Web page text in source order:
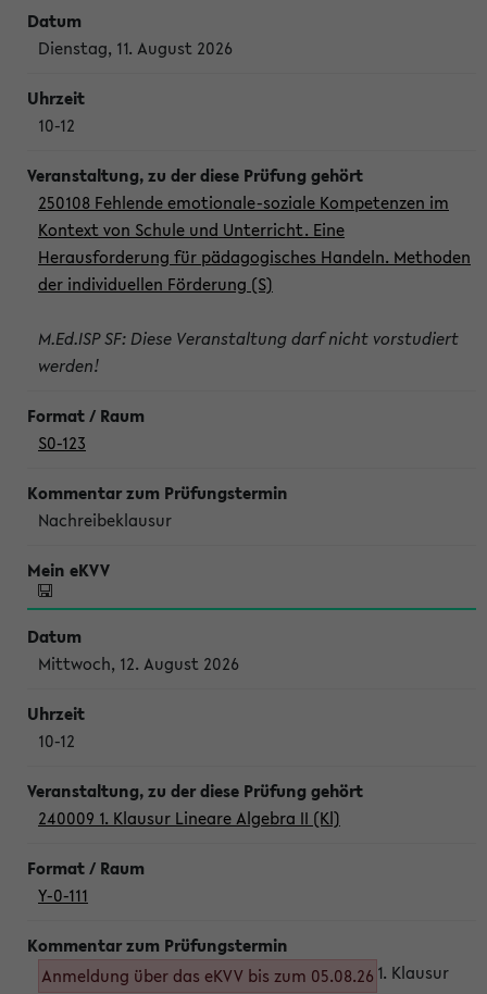
Dienstag, 11. August 2026
10-12
250108 Fehlende emotionale-soziale Kompetenzen im
Kontext von Schule und Unterricht. Eine
Herausforderung für pädagogisches Handeln. Methoden
der individuellen Förderung (S)
M.Ed.ISP SF: Diese Veranstaltung darf nicht vorstudiert
werden!
S0-123
Nachreibeklausur
Mittwoch, 12. August 2026
10-12
240009 1. Klausur Lineare Algebra II (Kl)
Y-0-111
Anmeldung über das eKVV bis zum 05.08.26 1. Klausur